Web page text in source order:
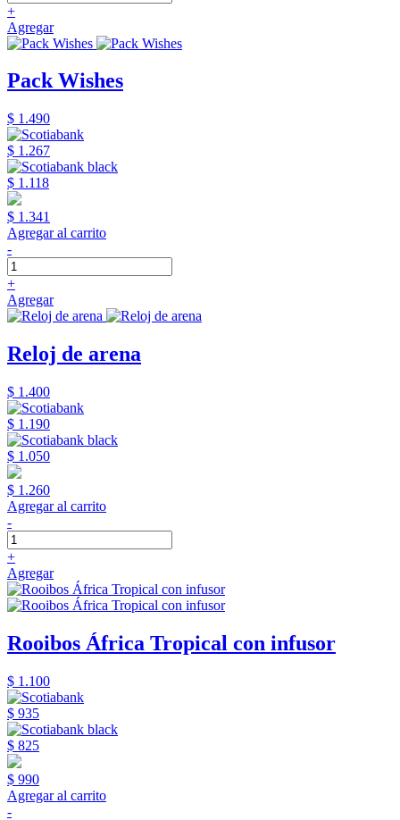
+
Agregar
Pack Wishes
$ 1.490
$ 1.267
$ 1.118
$ 1.341
Agregar al carrito
-
+
Agregar
Reloj de arena
$ 1.400
$ 1.190
$ 1.050
$ 1.260
Agregar al carrito
-
+
Agregar
Rooibos África Tropical con infusor
$ 1.100
$ 935
$ 825
$ 990
Agregar al carrito
-